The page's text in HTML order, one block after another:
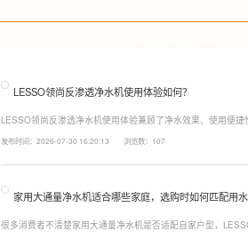
LESSO领尚反渗透净水机使用体验如何？
LESSO领尚反渗透净水机使用体验兼顾了净水效果、使用便捷
水，不仅满足厨房多场景用水需求，还有助于延长滤芯使用寿命
发布时间：2026-07-30 16:20:13 浏览数：107
家用大通量净水机适合哪些家庭，选购时如何匹配用水
很多消费者不清楚家用大通量净水机是否适配自家户型，